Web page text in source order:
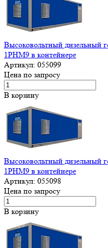
Высоковольтный дизельный
1РНМ9 в контейнере
Артикул: 055099
Цена по запросу
В корзину
Высоковольтный дизельный
1РНМ9 в контейнере
Артикул: 055098
Цена по запросу
В корзину